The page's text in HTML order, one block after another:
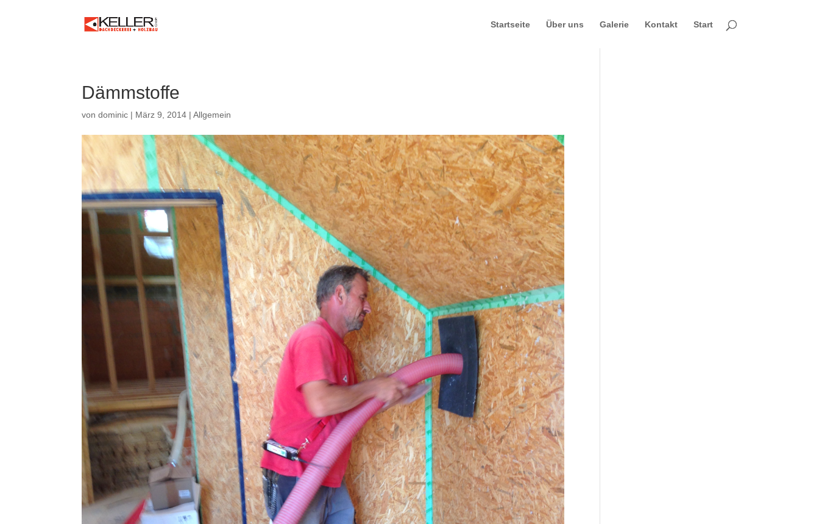
Startseite Über uns Galerie Kontakt Start
Dämmstoffe
vondominic | März 9, 2014 |Allgemein